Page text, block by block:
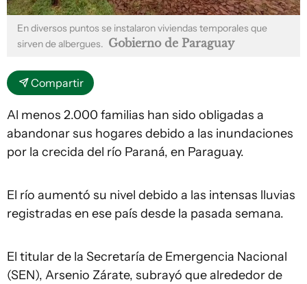
En diversos puntos se instalaron viviendas temporales que
sirven de albergues. Gobierno de Paraguay
Compartir
Al menos 2.000 familias han sido obligadas a
abandonar sus hogares debido a las inundaciones
por la crecida del río Paraná, en Paraguay.
El río aumentó su nivel debido a las intensas lluvias
registradas en ese país desde la pasada semana.
El titular de la Secretaría de Emergencia Nacional
(SEN), Arsenio Zárate, subrayó que alrededor de